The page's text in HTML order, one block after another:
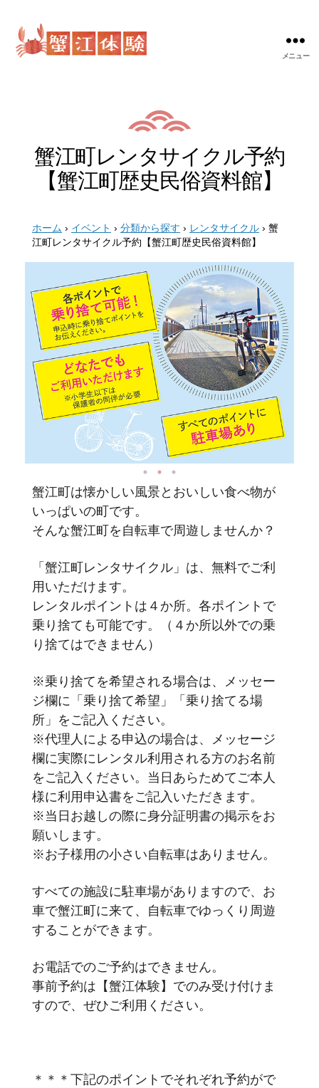
メニュー
蟹江町レンタサイクル予約
【蟹江町歴史民俗資料館】
ホーム › イベント › 分類から探す › レンタサイクル › 蟹
江町レンタサイクル予約【蟹江町歴史民俗資料館】
蟹江町は懐かしい風景とおいしい食べ物が
いっぱいの町です。
そんな蟹江町を自転車で周遊しませんか？
「蟹江町レンタサイクル」は、無料でご利
用いただけます。
レンタルポイントは４か所。各ポイントで
乗り捨ても可能です。（４か所以外での乗
り捨てはできません）
※乗り捨てを希望される場合は、メッセー
ジ欄に「乗り捨て希望」「乗り捨てる場
所」をご記入ください。
※代理人による申込の場合は、メッセージ
欄に実際にレンタル利用される方のお名前
をご記入ください。当日あらためてご本人
様に利用申込書をご記入いただきます。
※当日お越しの際に身分証明書の掲示をお
願いします。
※お子様用の小さい自転車はありません。
すべての施設に駐車場がありますので、お
車で蟹江町に来て、自転車でゆっくり周遊
することができます。
お電話でのご予約はできません。
事前予約は【蟹江体験】でのみ受け付けま
すので、ぜひご利用ください。
＊＊＊下記のポイントでそれぞれ予約がで